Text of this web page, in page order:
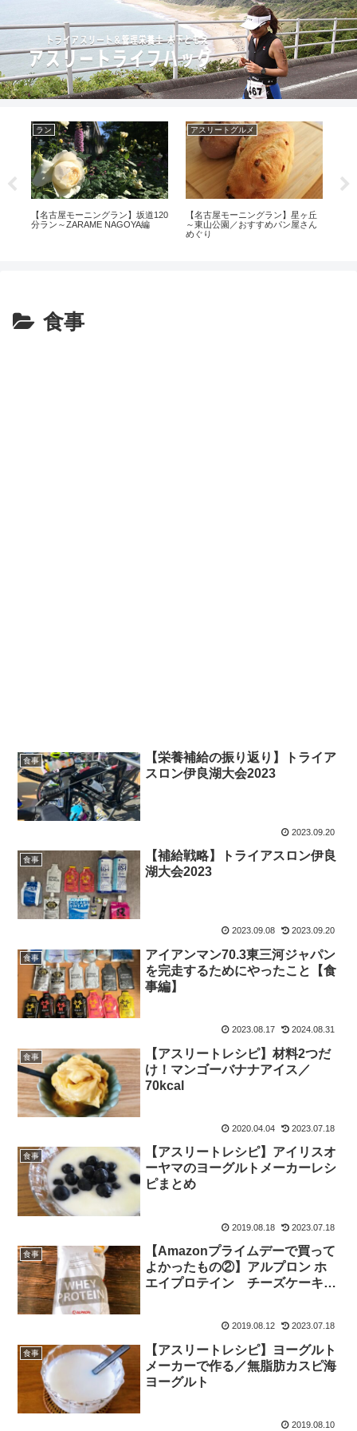
ラン
【名古屋モーニングラン】坂道120
分ラン～ZARAME NAGOYA編
アスリートグルメ
【名古屋モーニングラン】星ヶ丘
～東山公園／おすすめパン屋さん
めぐり
食事
食事
【栄養補給の振り返り】トライア
スロン伊良湖大会2023
2023.09.20
食事
【補給戦略】トライアスロン伊良
湖大会2023
2023.09.08 2023.09.20
食事
アイアンマン70.3東三河ジャパン
を完走するためにやったこと【食
事編】
2023.08.17 2024.08.31
食事
【アスリートレシピ】材料2つだ
け！マンゴーバナナアイス／
70kcal
2020.04.04 2023.07.18
食事
【アスリートレシピ】アイリスオ
ーヤマのヨーグルトメーカーレシ
ピまとめ
2019.08.18 2023.07.18
食事
【Amazonプライムデーで買って
よかったもの②】アルプロン ホ
エイプロテイン チーズケーキ風
2019.08.12 2023.07.18
食事
【アスリートレシピ】ヨーグルト
メーカーで作る／無脂肪カスピ海
ヨーグルト
2019.08.10